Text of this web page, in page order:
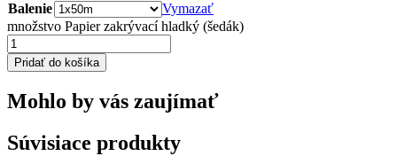
Balenie
Vymazať
množstvo Papier zakrývací hladký (šedák)
Pridať do košíka
Mohlo by vás zaujímať
Súvisiace produkty